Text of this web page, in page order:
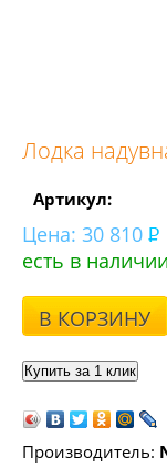
Лодка
Артикул:
Цена: 30 810
есть в наличии
В КОРЗИНУ
Производитель: